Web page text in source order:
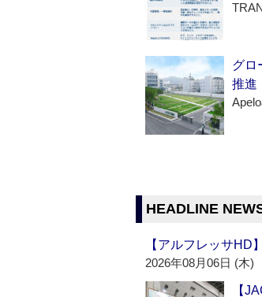
グロ
推進
HEADLINE
【アルフレッサHD
2026年08月06日 (木)
【